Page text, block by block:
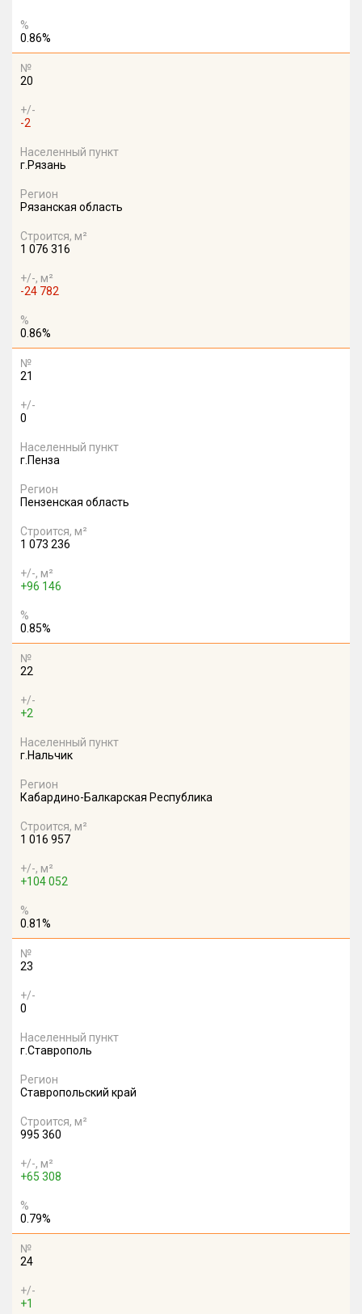
%
0.86%
№
20
+/-
-2
Населенный пункт
г.Рязань
Регион
Рязанская область
Строится, м²
1 076 316
+/-, м²
-24 782
%
0.86%
№
21
+/-
0
Населенный пункт
г.Пенза
Регион
Пензенская область
Строится, м²
1 073 236
+/-, м²
+96 146
%
0.85%
№
22
+/-
+2
Населенный пункт
г.Нальчик
Регион
Кабардино-Балкарская Республика
Строится, м²
1 016 957
+/-, м²
+104 052
%
0.81%
№
23
+/-
0
Населенный пункт
г.Ставрополь
Регион
Ставропольский край
Строится, м²
995 360
+/-, м²
+65 308
%
0.79%
№
24
+/-
+1